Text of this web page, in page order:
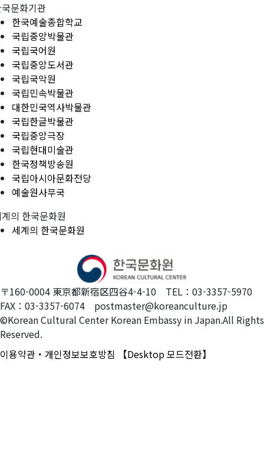
문화기관
한국예술종합학교
국립중앙박물관
국립국어원
국립중앙도서관
국립국악원
국립민속박물관
대한민국역사박물관
국립한글박물관
국립중앙극장
국립현대미술관
한국정책방송원
국립아시아문화전당
예술원사무국
의 한국문화원
세계의 한국문화원
〒160-0004 東京都新宿区四谷4-4-10 TEL：03-3357-5970
FAX：03-3357-6074 postmaster@koreanculture.jp
©Korean Cultural Center Korean Embassy in Japan.All Rights
Reserved.
이용약관・개인정보보호방침
【Desktop 모드전환】